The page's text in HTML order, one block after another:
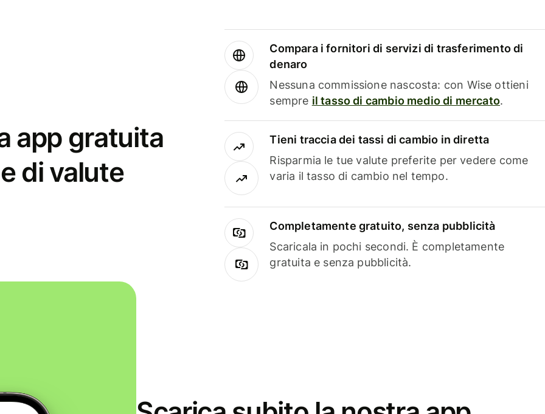
app gratuita
di valute
Compara i fornitori di servizi di trasferimento di
denaro
Nessuna commissione nascosta: con Wise ottieni
sempre il tasso di cambio medio di mercato.
Tieni traccia dei tassi di cambio in diretta
Risparmia le tue valute preferite per vedere come
varia il tasso di cambio nel tempo.
Completamente gratuito, senza pubblicità
Scaricala in pochi secondi. È completamente
gratuita e senza pubblicità.